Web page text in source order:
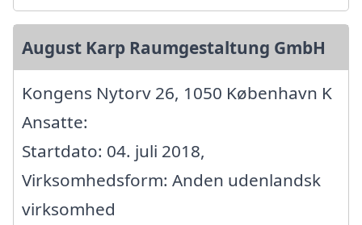
August Karp Raumgestaltung GmbH
Kongens Nytorv 26, 1050 København K
Ansatte:
Startdato: 04. juli 2018,
Virksomhedsform: Anden udenlandsk
virksomhed